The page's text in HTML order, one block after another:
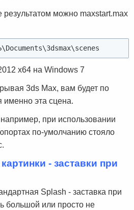
можно maxstart.max
x64 на Windows 7
3ds Max, вам будет по
именно эта сцена.
при использовании
по-умолчанию стояло
- заставки при
Splash - заставка при
большой или просто не